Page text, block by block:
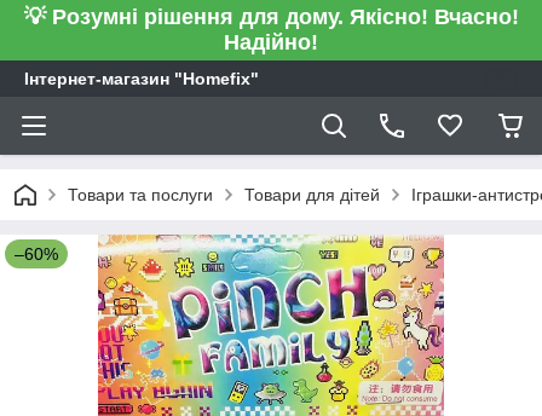
💡 Розумні рішення для дому. Якісно! Вчасно!
Надійно!
Інтернет-магазин "Homefix"
Товари та послуги Товари для дітей Іграшки-
–60%